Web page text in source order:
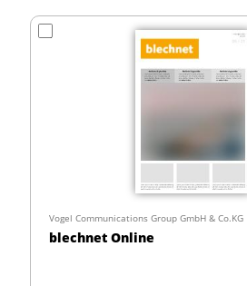
Vogel Communications Group GmbH & Co.KG
blechnet Online